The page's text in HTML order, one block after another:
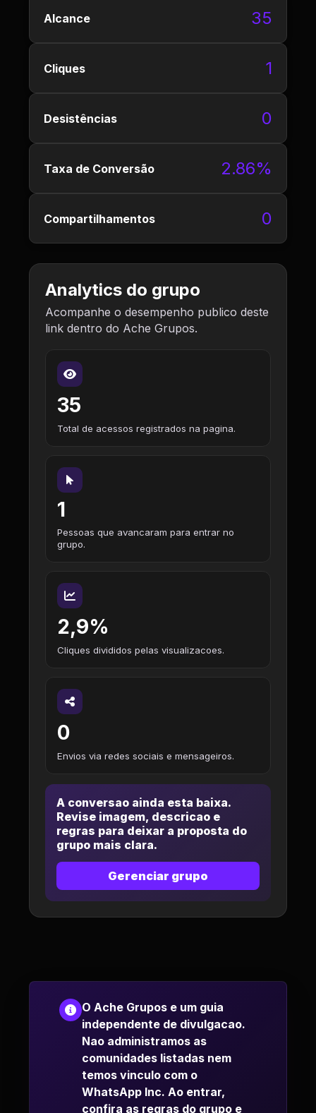
Alcance 35
Cliques 1
Desistências 0
Taxa de Conversão 2.86%
Compartilhamentos 0
Analytics do grupo
Acompanhe o desempenho publico deste
link dentro do Ache Grupos.
35
Total de acessos registrados na pagina.
1
Pessoas que avancaram para entrar no
grupo.
2,9%
Cliques divididos pelas visualizacoes.
0
Envios via redes sociais e mensageiros.
A conversao ainda esta baixa.
Revise imagem, descricao e
regras para deixar a proposta do
grupo mais clara.
Gerenciar grupo
O Ache Grupos e um guia
independente de divulgacao.
Nao administramos as
comunidades listadas nem
temos vinculo com o
WhatsApp Inc. Ao entrar,
confira as regras do grupo e